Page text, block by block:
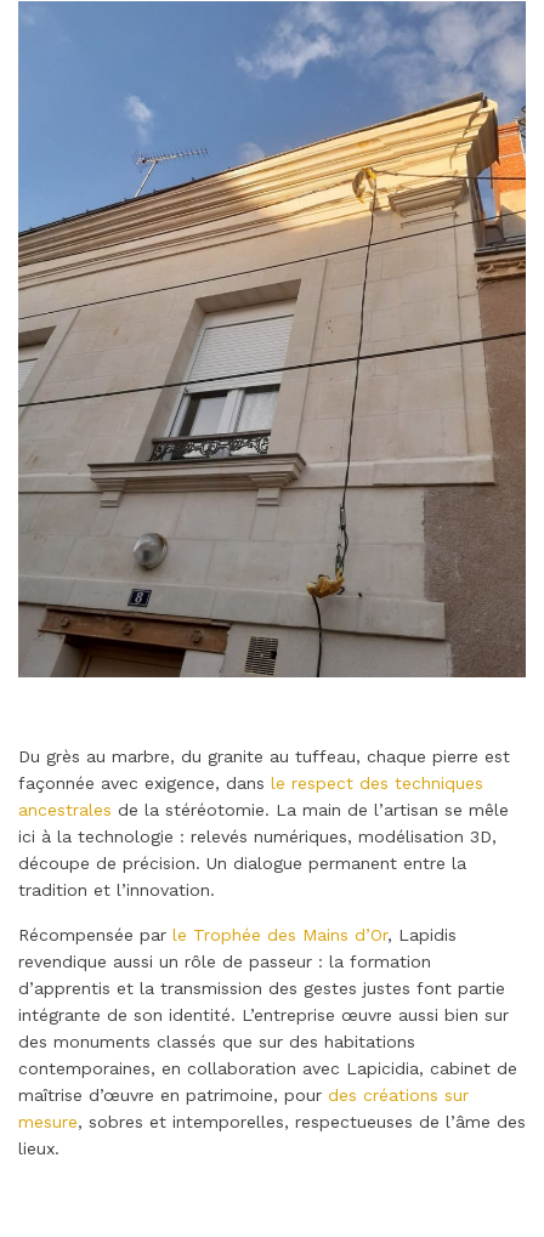
Du grès au marbre, du granite au tuffeau, chaque pierre est
façonnée avec exigence, dans le respect des techniques
ancestrales de la stéréotomie. La main de l’artisan se mêle
ici à la technologie : relevés numériques, modélisation 3D,
découpe de précision. Un dialogue permanent entre la
tradition et l’innovation.
Récompensée par le Trophée des Mains d’Or, Lapidis
revendique aussi un rôle de passeur : la formation
d’apprentis et la transmission des gestes justes font partie
intégrante de son identité. L’entreprise œuvre aussi bien sur
des monuments classés que sur des habitations
contemporaines, en collaboration avec Lapicidia, cabinet de
maîtrise d’œuvre en patrimoine, pour des créations sur
mesure, sobres et intemporelles, respectueuses de l’âme des
lieux.